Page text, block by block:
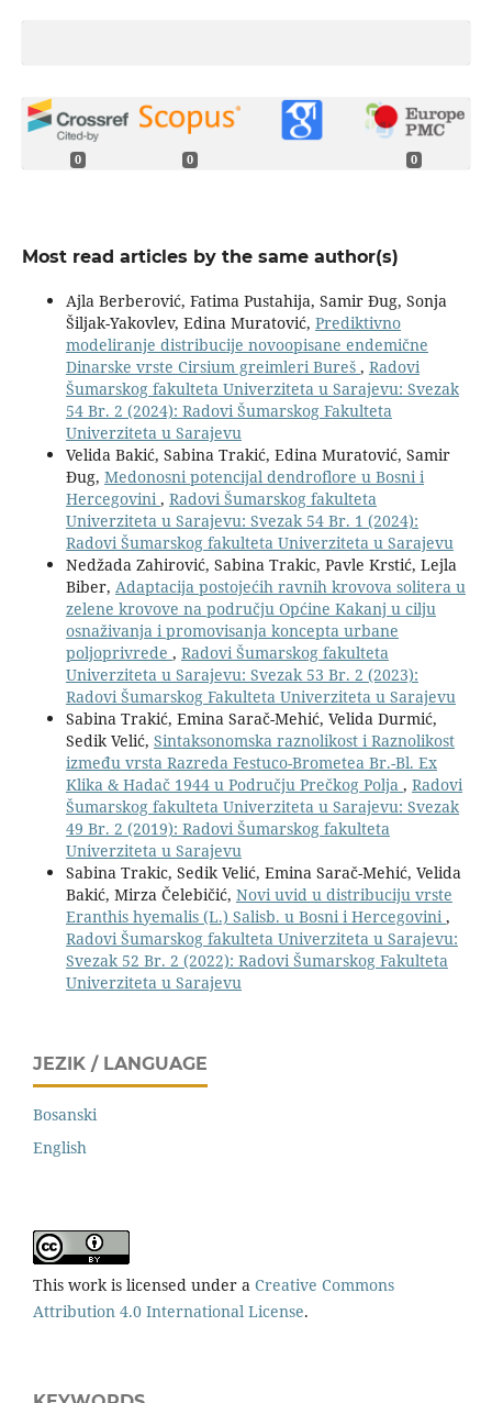
0 0 0
Most read articles by the same author(s)
Ajla Berberović, Fatima Pustahija, Samir Đug, Sonja
Šiljak-Yakovlev, Edina Muratović, Prediktivno
modeliranje distribucije novoopisane endemične
Dinarske vrste Cirsium greimleri Bureš , Radovi
Šumarskog fakulteta Univerziteta u Sarajevu: Svezak
54 Br. 2 (2024): Radovi Šumarskog Fakulteta
Univerziteta u Sarajevu
Velida Bakić, Sabina Trakić, Edina Muratović, Samir
Đug, Medonosni potencijal dendroflore u Bosni i
Hercegovini, Radovi Šumarskog fakulteta
Univerziteta u Sarajevu: Svezak 54 Br. 1 (2024):
Radovi Šumarskog fakulteta Univerziteta u Sarajevu
Nedžada Zahirović, Sabina Trakic, Pavle Krstić, Lejla
Biber, Adaptacija postojećih ravnih krovova solitera u
zelene krovove na području Općine Kakanj u cilju
osnaživanja i promovisanja koncepta urbane
poljoprivrede , Radovi Šumarskog fakulteta
Univerziteta u Sarajevu: Svezak 53 Br. 2 (2023):
Radovi Šumarskog Fakulteta Univerziteta u Sarajevu
Sabina Trakić, Emina Sarač-Mehić, Velida Durmić,
Sedik Velić, Sintaksonomska raznolikost i Raznolikost
između vrsta Razreda Festuco-Brometea Br.-Bl. Ex
Klika & Hadač 1944 u Području Prečkog Polja , Radovi
Šumarskog fakulteta Univerziteta u Sarajevu: Svezak
49 Br. 2 (2019): Radovi Šumarskog fakulteta
Univerziteta u Sarajevu
Sabina Trakic, Sedik Velić, Emina Sarač-Mehić, Velida
Bakić, Mirza Čelebičić, Novi uvid u distribuciju vrste
Eranthis hyemalis (L.) Salisb. u Bosni i Hercegovini,
Radovi Šumarskog fakulteta Univerziteta u Sarajevu:
Svezak 52 Br. 2 (2022): Radovi Šumarskog Fakulteta
Univerziteta u Sarajevu
JEZIK / LANGUAGE
Bosanski
English
This work is licensed under a Creative Commons
Attribution 4.0 International License.